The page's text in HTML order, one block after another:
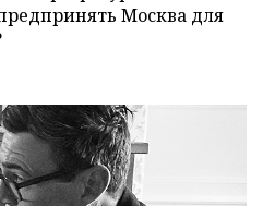
Москва для